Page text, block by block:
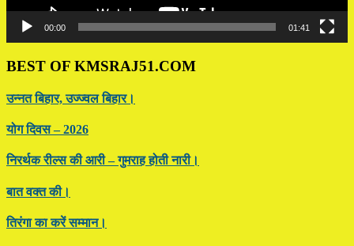
00:00 01:41
BEST OF KMSRAJ51.COM
उन्नत बिहार, उज्ज्वल बिहार।
योग दिवस – 2026
निरर्थक रील्स की आरी – गुमराह होती नारी।
बात वक्त की।
तिरंगा का करें सम्मान।